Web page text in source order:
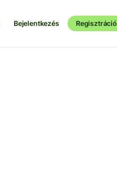
Bejelentkezés Regisztráció